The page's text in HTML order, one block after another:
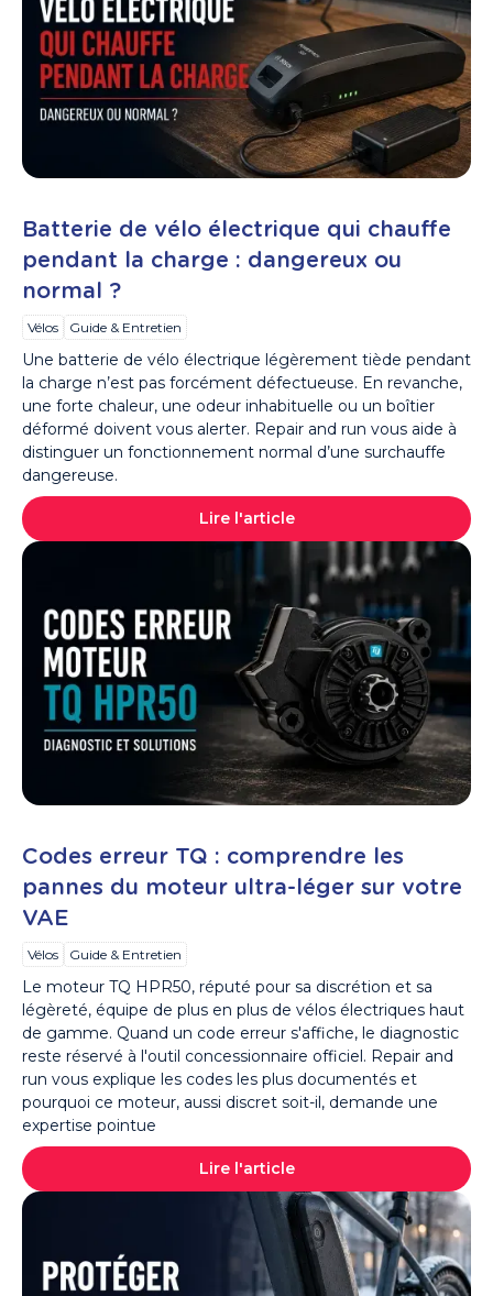
Batterie de vélo électrique qui chauffe
pendant la charge : dangereux ou
normal ?
Vélos Guide & Entretien
Une batterie de vélo électrique légèrement tiède pendant
la charge n’est pas forcément défectueuse. En revanche,
une forte chaleur, une odeur inhabituelle ou un boîtier
déformé doivent vous alerter. Repair and run vous aide à
distinguer un fonctionnement normal d’une surchauffe
dangereuse.
Lire l'article
Codes erreur TQ : comprendre les
pannes du moteur ultra-léger sur votre
VAE
Vélos Guide & Entretien
Le moteur TQ HPR50, réputé pour sa discrétion et sa
légèreté, équipe de plus en plus de vélos électriques haut
de gamme. Quand un code erreur s'affiche, le diagnostic
reste réservé à l'outil concessionnaire officiel. Repair and
run vous explique les codes les plus documentés et
pourquoi ce moteur, aussi discret soit-il, demande une
expertise pointue
Lire l'article